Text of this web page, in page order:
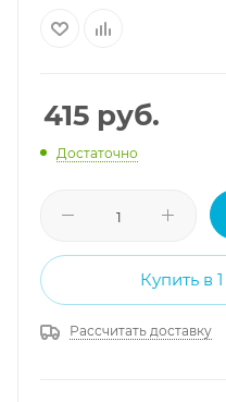
415 руб.
Достаточно
Купить в
Рассчитать доставку